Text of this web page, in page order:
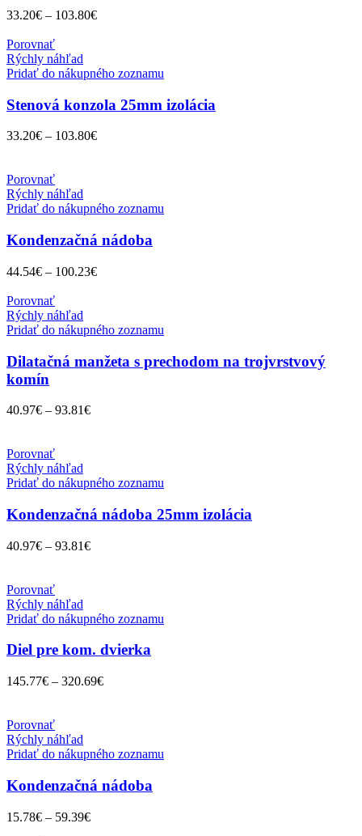
33.20€ – 103.80€
Porovnať
Rýchly náhľad
Pridať do nákupného zoznamu
Stenová konzola 25mm izolácia
33.20€ – 103.80€
Porovnať
Rýchly náhľad
Pridať do nákupného zoznamu
Kondenzačná nádoba
44.54€ – 100.23€
Porovnať
Rýchly náhľad
Pridať do nákupného zoznamu
Dilatačná manžeta s prechodom na trojvrstvový
komín
40.97€ – 93.81€
Porovnať
Rýchly náhľad
Pridať do nákupného zoznamu
Kondenzačná nádoba 25mm izolácia
40.97€ – 93.81€
Porovnať
Rýchly náhľad
Pridať do nákupného zoznamu
Diel pre kom. dvierka
145.77€ – 320.69€
Porovnať
Rýchly náhľad
Pridať do nákupného zoznamu
Kondenzačná nádoba
15.78€ – 59.39€